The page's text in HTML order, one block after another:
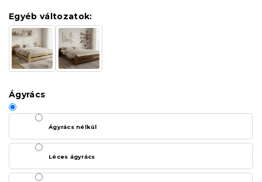
Egyéb változatok:
Ágyrács
Ágyrács nélkül
Léces ágyrács